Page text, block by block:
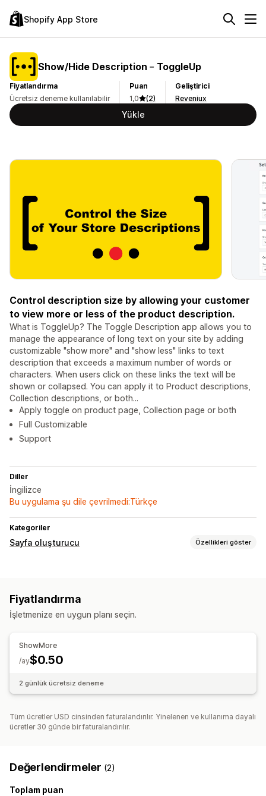
Shopify App Store
Show/Hide Description﹣ToggleUp
Fiyatlandırma
Ücretsiz deneme kullanılabilir
Puan
1,0
(2)
Geliştirici
Reveniux
Yükle
Control description size by allowing your customer
to view more or less of the product description.
What is ToggleUp? The Toggle Description app allows you to
manage the appearance of long text on your site by adding
customizable "show more" and "show less" links to text
description that exceeds a maximum number of words or
characters. When users click on these links the text will be
shown or collapsed. You can apply it to Product descriptions,
Collection descriptions, or both...
Apply toggle on product page, Collection page or both
Full Customizable
Support
Diller
İngilizce
Bu uygulama şu dile çevrilmedi:Türkçe
Kategoriler
Sayfa oluşturucu Özellikleri göster
Sayfaları yönetme
Fiyatlandırma
İşletmenize en uygun planı seçin.
ShowMore
$0.50
/ay
2 günlük ücretsiz deneme
Tüm ücretler USD cinsinden faturalandırılır. Yinelenen ve kullanıma dayalı
ücretler 30 günde bir faturalandırılır.
Değerlendirmeler (2)
Toplam puan